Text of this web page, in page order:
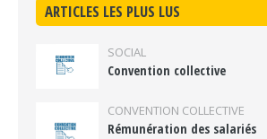
ARTICLES LES PLUS LUS
SOCIAL
Convention collective
CONVENTION COLLECTIVE
Rémunération des salariés